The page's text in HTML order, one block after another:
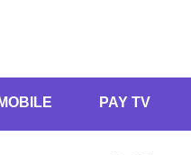
MOBILE PAY TV